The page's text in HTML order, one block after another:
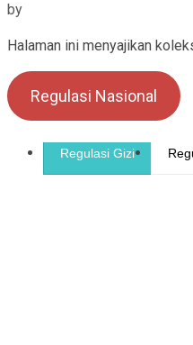
by
Halaman ini menyajikan
Regulasi Nasional
Regulasi Gizi